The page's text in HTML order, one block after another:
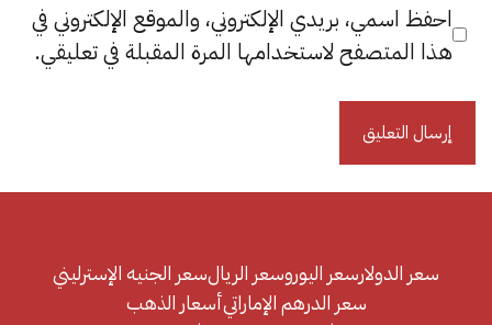
احفظ اسمي، بريدي الإلكتروني، والموقع الإلكتروني في
هذا المتصفح لاستخدامها المرة المقبلة في تعليقي.
سعر الدولارسعر اليوروسعر الريالسعر الجنيه الإسترليني
سعر الدرهم الإماراتيأسعار الذهب